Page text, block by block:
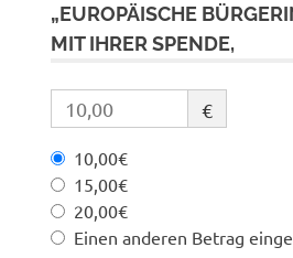
„EUROPÄISCHE
MIT IHRER SPENDE,
€
10,00€
15,00€
20,00€
Einen anderen Betrag